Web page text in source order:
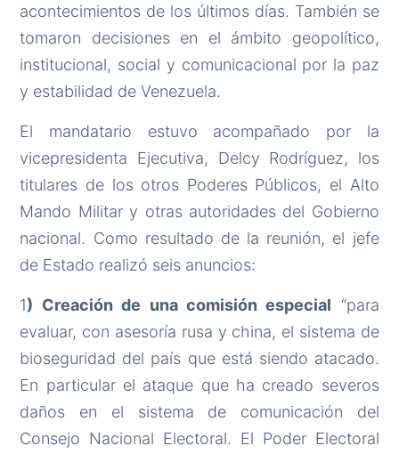
acontecimientos de los últimos días. También se
tomaron decisiones en el ámbito geopolítico,
institucional, social y comunicacional por la paz
y estabilidad de Venezuela.
El mandatario estuvo acompañado por la
vicepresidenta Ejecutiva, Delcy Rodríguez, los
titulares de los otros Poderes Públicos, el Alto
Mando Militar y otras autoridades del Gobierno
nacional. Como resultado de la reunión, el jefe
de Estado realizó seis anuncios:
1) Creación de una comisión especial “para
evaluar, con asesoría rusa y china, el sistema de
bioseguridad del país que está siendo atacado.
En particular el ataque que ha creado severos
daños en el sistema de comunicación del
Consejo Nacional Electoral. El Poder Electoral